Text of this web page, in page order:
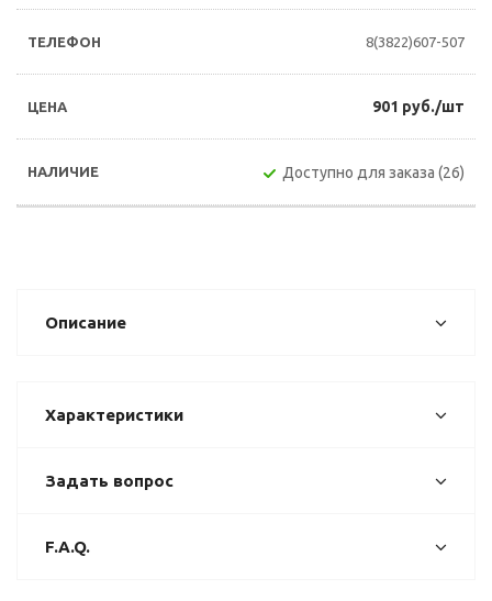
8(3822)607-507
901 руб./шт
Доступно для заказа (26)
Описание
Характеристики
Задать вопрос
F.A.Q.